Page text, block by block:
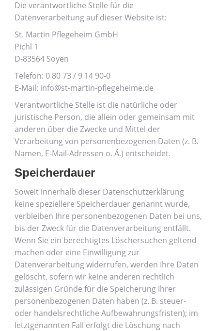
Die verantwortliche Stelle für die
Datenverarbeitung auf dieser Website ist:
St. Martin Pflegeheim GmbH
Pichl 1
D-83564 Soyen
Telefon: 0 80 73 / 9 14 90-0
E-Mail: info@st-martin-pflegeheime.de
Verantwortliche Stelle ist die natürliche oder
juristische Person, die allein oder gemeinsam mit
anderen über die Zwecke und Mittel der
Verarbeitung von personenbezogenen Daten (z. B.
Namen, E-Mail-Adressen o. Ä.) entscheidet.
Speicherdauer
Soweit innerhalb dieser Datenschutzerklärung
keine speziellere Speicherdauer genannt wurde,
verbleiben Ihre personenbezogenen Daten bei uns,
bis der Zweck für die Datenverarbeitung entfällt.
Wenn Sie ein berechtigtes Löschersuchen geltend
machen oder eine Einwilligung zur
Datenverarbeitung widerrufen, werden Ihre Daten
gelöscht, sofern wir keine anderen rechtlich
zulässigen Gründe für die Speicherung Ihrer
personenbezogenen Daten haben (z. B. steuer-
oder handelsrechtliche Aufbewahrungsfristen); im
letztgenannten Fall erfolgt die Löschung nach